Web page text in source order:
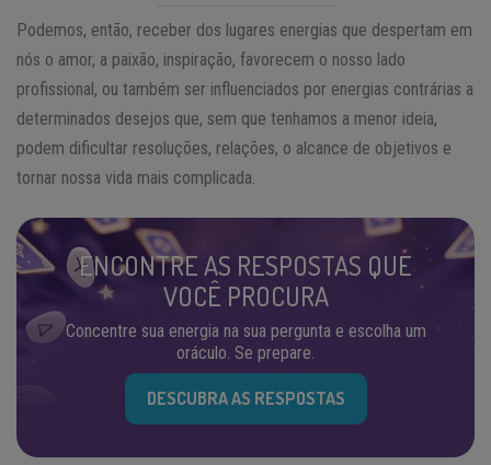
Podemos, então, receber dos lugares energias que despertam em
nós o amor, a paixão, inspiração, favorecem o nosso lado
profissional, ou também ser influenciados por energias contrárias a
determinados desejos que, sem que tenhamos a menor ideia,
podem dificultar resoluções, relações, o alcance de objetivos e
tornar nossa vida mais complicada.
ENCONTRE AS RESPOSTAS QUE
VOCÊ PROCURA
Concentre sua energia na sua pergunta e escolha um
oráculo. Se prepare.
DESCUBRA AS RESPOSTAS